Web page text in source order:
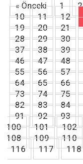
« Önceki 1 2
10
11 12
19
20 21
28
29 30
37
38 39
46
47 48
55
56 57
64
65 66
73
74 75
82
83 84
91
92 93
100
101 102
108
109 110
116
117 118